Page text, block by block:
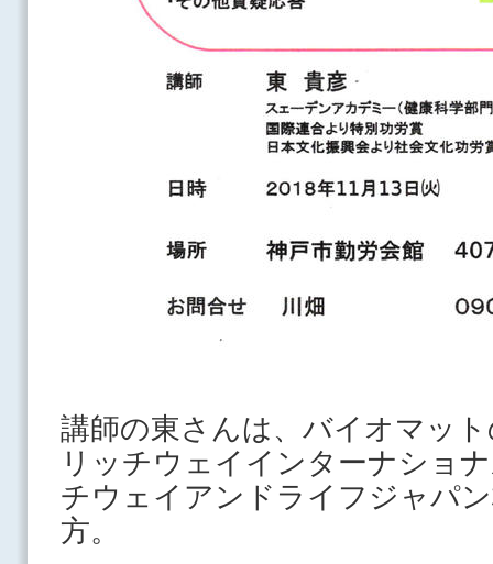
講師の東さんは、バイオマッ
リッチウェイインターナショ
チウェイアンドライフジャパ
方。